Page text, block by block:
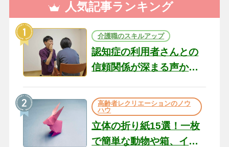
人気記事ランキング
介護職のスキルアップ
認知症の利用者さんとの
信頼関係が深まる声かけ
の現場から（22）
高齢者レクリエーションのノウ
ハウ
立体の折り紙15選！一枚
で簡単な動物や箱、イン